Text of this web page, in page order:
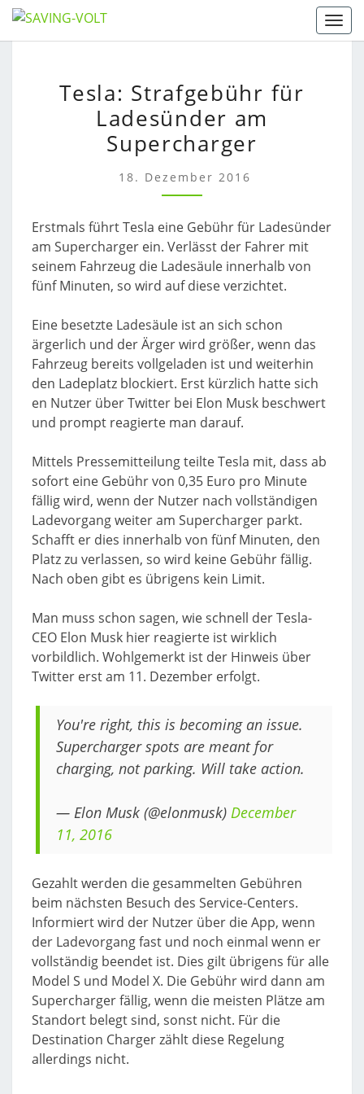
Skip
to
STRAFGEBÜHR
FÜR
LADESÜNDER
AM
SUPERCHARGER
Tesla: Strafgebühr für
Ladesünder am
Supercharger
18. Dezember 2016
Erstmals führt Tesla eine Gebühr für Ladesünder
am Supercharger ein. Verlässt der Fahrer mit
seinem Fahrzeug die Ladesäule innerhalb von
fünf Minuten, so wird auf diese verzichtet.
Eine besetzte Ladesäule ist an sich schon
ärgerlich und der Ärger wird größer, wenn das
Fahrzeug bereits vollgeladen ist und weiterhin
den Ladeplatz blockiert. Erst kürzlich hatte sich
en Nutzer über Twitter bei Elon Musk beschwert
und prompt reagierte man darauf.
Mittels Pressemitteilung teilte Tesla mit, dass ab
sofort eine Gebühr von 0,35 Euro pro Minute
fällig wird, wenn der Nutzer nach vollständigen
Ladevorgang weiter am Supercharger parkt.
Schafft er dies innerhalb von fünf Minuten, den
Platz zu verlassen, so wird keine Gebühr fällig.
Nach oben gibt es übrigens kein Limit.
Man muss schon sagen, wie schnell der Tesla-
CEO Elon Musk hier reagierte ist wirklich
vorbildlich. Wohlgemerkt ist der Hinweis über
Twitter erst am 11. Dezember erfolgt.
You're right, this is becoming an issue.
Supercharger spots are meant for
charging, not parking. Will take action.
— Elon Musk (@elonmusk)December
11, 2016
Gezahlt werden die gesammelten Gebühren
beim nächsten Besuch des Service-Centers.
Informiert wird der Nutzer über die App, wenn
der Ladevorgang fast und noch einmal wenn er
vollständig beendet ist. Dies gilt übrigens für alle
Model S und Model X. Die Gebühr wird dann am
Supercharger fällig, wenn die meisten Plätze am
Standort belegt sind, sonst nicht. Für die
Destination Charger zählt diese Regelung
allerdings nicht.